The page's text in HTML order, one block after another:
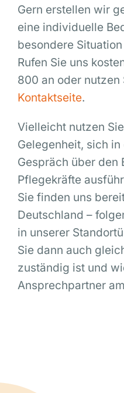
Gern erstellen wir
eine individuelle
besondere
Rufen Sie uns
800 an oder nutzen
Kontaktseite.
Vielleicht nutzen
Gelegenheit, sich
Gespräch über den
Pflegekräfte
Sie finden uns
Deutschland –
in unserer
Sie dann auch
zuständig ist und
Ansprechpartner